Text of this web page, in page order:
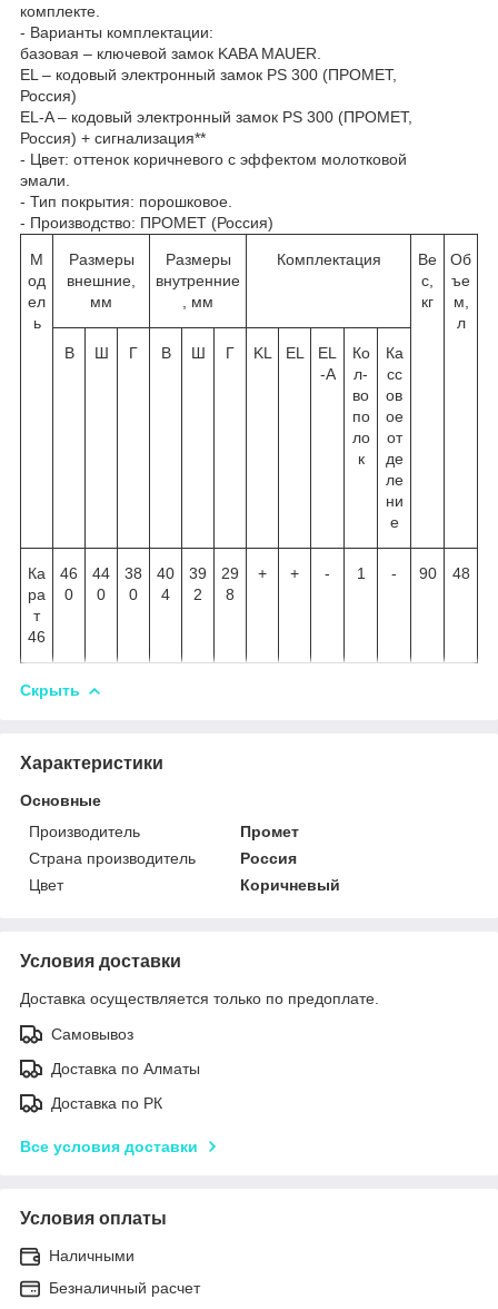
комплекте.
- Варианты комплектации:
базовая – ключевой замок KABA MAUER.
EL – кодовый электронный замок PS 300 (ПРОМЕТ,
Россия)
EL-A – кодовый электронный замок PS 300 (ПРОМЕТ,
Россия) + сигнализация**
- Цвет: оттенок коричневого с эффектом молотковой
эмали.
- Тип покрытия: порошковое.
- Производство: ПРОМЕТ (Россия)
М
од
ел
ь
Размеры
внешние,
мм
Размеры
внутренние
, мм
Комплектация
Ве
с,
кг
Об
ъе
м,
л
В
Ш Г В Ш Г KL EL
EL
-A
Ко
л-
во
по
ло
к
Ка
сс
ов
ое
от
де
ле
ни
е
Ка
ра
т
46
46
0
44
0
38
0
40
4
39
2
29
8
+ + - 1 - 90 48
Скрыть
Характеристики
Основные
Производитель
Промет
Страна производитель
Россия
Цвет
Коричневый
Условия доставки
Доставка осуществляется только по предоплате.
Самовывоз
Доставка по Алматы
Доставка по РК
Все условия доставки
Условия оплаты
Наличными
Безналичный расчет